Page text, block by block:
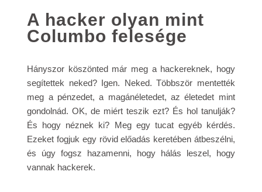
A hacker olyan mint
Columbo felesége
Hányszor köszönted már meg a hackereknek, hogy
segítettek neked? Igen. Neked. Többször mentették
meg a pénzedet, a magánéletedet, az életedet mint
gondolnád. OK, de miért teszik ezt? És hol tanulják?
És hogy néznek ki? Meg egy tucat egyéb kérdés.
Ezeket fogjuk egy rövid előadás keretében átbeszélni,
és úgy fogsz hazamenni, hogy hálás leszel, hogy
vannak hackerek.